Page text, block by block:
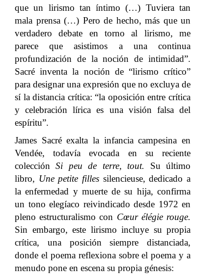
que un lirismo tan íntimo (…) Tuviera tan
mala prensa (…) Pero de hecho, más que un
verdadero debate en torno al lirismo, me
parece que asistimos a una continua
profundización de la noción de intimidad”.
Sacré inventa la noción de “lirismo crítico”
para designar una expresión que no excluya de
sí la distancia crítica: “la oposición entre crítica
y celebración lírica es una visión falsa del
espíritu”.
James Sacré exalta la infancia campesina en
Vendée, todavía evocada en su reciente
colecciónSi peu de terre, tout.
Su último
libro, Une petite filles silencieuse, dedicado a
la enfermedad y muerte de su hija, confirma
un tono elegíaco reivindicado desde 1972 en
pleno estructuralismo con Cœur élégie rouge.
Sin embargo, este lirismo incluye su propia
crítica, una posición siempre distanciada,
donde el poema reflexiona sobre el poema y a
menudo pone en escena su propia génesis: